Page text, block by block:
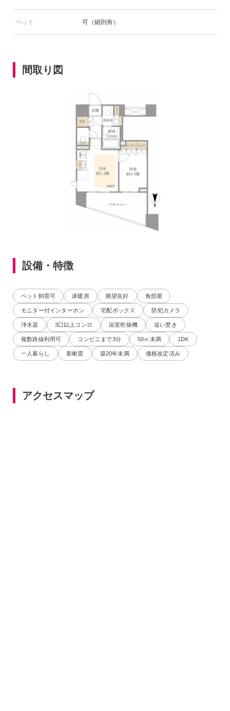
ペット 可（細則有）
間取り図
設備・特徴
ペット飼育可 床暖房 眺望良好 角部屋
モニター付インターホン 宅配ボックス 防犯カメラ
浄水器 3口以上コンロ 浴室乾燥機 追い焚き
複数路線利用可 コンビニまで3分 50㎡未満 1DK
一人暮らし 新耐震 築20年未満 価格改定済み
アクセスマップ